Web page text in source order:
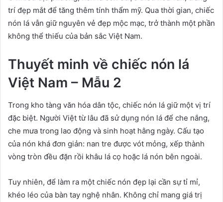
trí đẹp mắt để tăng thêm tính thẩm mỹ. Qua thời gian, chiếc
nón lá vẫn giữ nguyên vẻ đẹp mộc mạc, trở thành một phần
không thể thiếu của bản sắc Việt Nam.
Thuyết minh về chiếc nón lá
Việt Nam – Mẫu 2
Trong kho tàng văn hóa dân tộc, chiếc nón lá giữ một vị trí
đặc biệt. Người Việt từ lâu đã sử dụng nón lá để che nắng,
che mưa trong lao động và sinh hoạt hằng ngày. Cấu tạo
của nón khá đơn giản: nan tre được vót mỏng, xếp thành
vòng tròn đều đặn rồi khâu lá cọ hoặc lá nón bên ngoài.
Tuy nhiên, để làm ra một chiếc nón đẹp lại cần sự tỉ mỉ,
khéo léo của bàn tay nghệ nhân. Không chỉ mang giá trị